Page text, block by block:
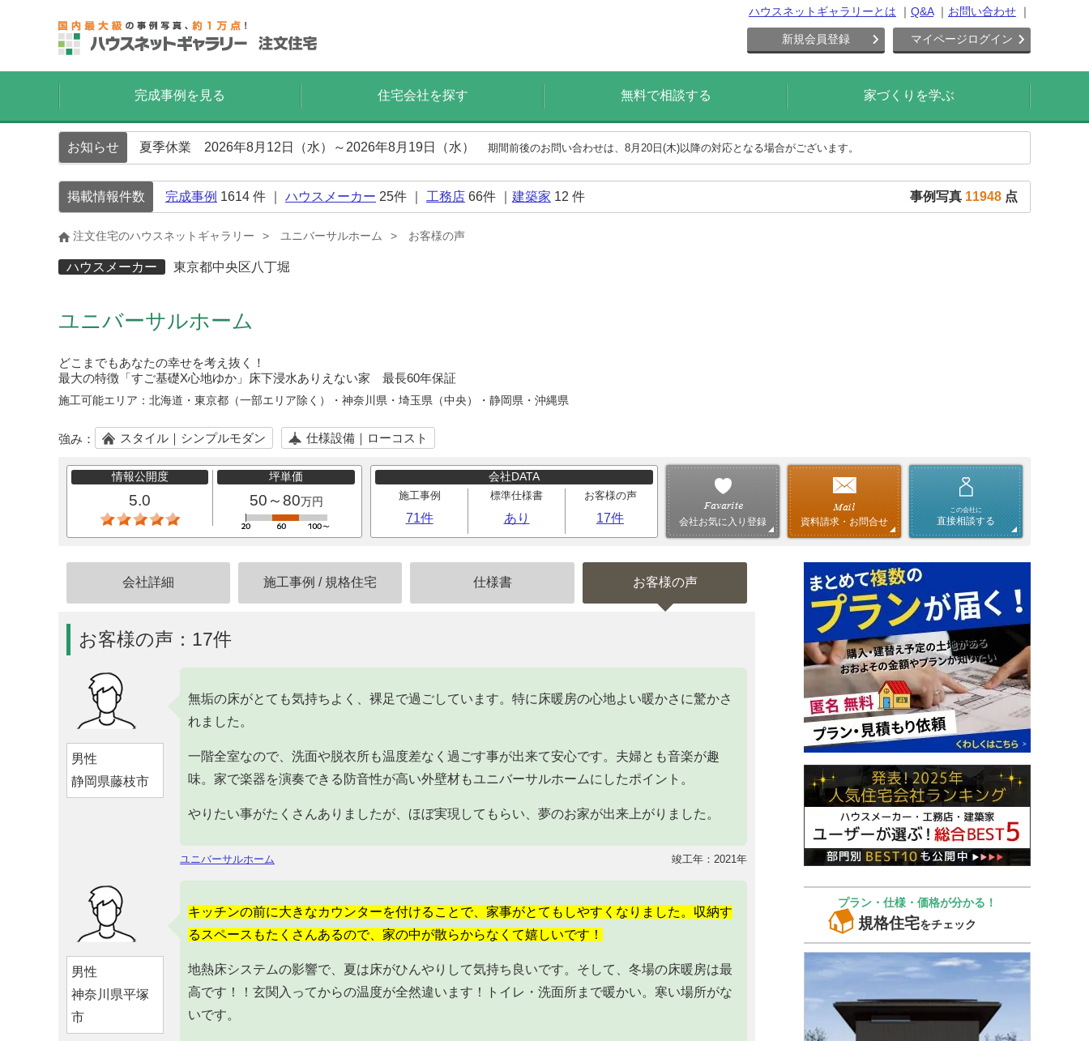
ハウスネットギャラリーとは Q&A お問い合わせ
新規会員登録 マイページログイン
完成事例を見る 住宅会社を探す 無料で相談する 家づくりを学ぶ
お知らせ 夏季休業 2026年8月12日（水）～2026年8月19日（水） 期間前後のお問い合わせは、8月20日(木)以降の対応となる場合がございます。
掲載情報件数 完成事例 1614 件 ｜ ハウスメーカー 25件 ｜ 工務店 66件 ｜ 建築家 12 件 事例写真 11948 点
注文住宅のハウスネットギャラリー ユニバーサルホーム お客様の声
ハウスメーカー 東京都中央区八丁堀
ユニバーサルホーム
どこまでもあなたの幸せを考え抜く！
最大の特徴「すご基礎X心地ゆか」床下浸水ありえない家 最長60年保証
施工可能エリア： 北海道・東京都（一部エリア除く）・神奈川県・埼玉県（中央）・静岡県・沖縄県
強み： スタイル｜シンプルモダン 仕様設備｜ローコスト
情報公開度
5.0
坪単価
50～80万円
会社DATA
施工事例
71件
標準仕様書
あり
お客様の声
17件 会社お気に入り登録 資料請求・お問合せ
この会社に
直接相談する
会社詳細 施工事例 / 規格住宅 仕様書 お客様の声
お客様の声：17件
男性
静岡県藤枝市
無垢の床がとても気持ちよく、裸足で過ごしています。特に床暖房の心地よい暖かさに驚かさ
れました。
一階全室なので、洗面や脱衣所も温度差なく過ごす事が出来て安心です。夫婦とも音楽が趣
味。家で楽器を演奏できる防音性が高い外壁材もユニバーサルホームにしたポイント。
やりたい事がたくさんありましたが、ほぼ実現してもらい、夢のお家が出来上がりました。
ユニバーサルホーム 竣工年：2021年
男性
神奈川県平塚
市
キッチンの前に大きなカウンターを付けることで、家事がとてもしやすくなりました。収納す
るスペースもたくさんあるので、家の中が散らからなくて嬉しいです！
地熱床システムの影響で、夏は床がひんやりして気持ち良いです。そして、冬場の床暖房は最
高です！！玄関入ってからの温度が全然違います！トイレ・洗面所まで暖かい。寒い場所がな
いです。
プラン・仕様・価格が分かる！
規格住宅をチェック